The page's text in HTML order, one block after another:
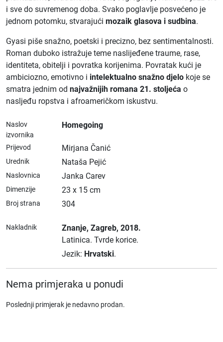
i sve do suvremenog doba. Svako poglavlje posvećeno je
jednom potomku, stvarajući mozaik glasova i sudbina.
Gyasi piše snažno, poetski i precizno, bez sentimentalnosti.
Roman duboko istražuje teme naslijeđene traume, rase,
identiteta, obitelji i povratka korijenima. Povratak kući je
ambiciozno, emotivno i intelektualno snažno djelo koje se
smatra jednim od najvažnijih romana 21. stoljeća o
nasljeđu ropstva i afroameričkom iskustvu.
Naslov
izvornika
Homegoing
Prijevod Mirjana Čanić
Urednik Nataša Pejić
Naslovnica Janka Carev
Dimenzije 23 x 15 cm
Broj strana 304
Nakladnik Znanje, Zagreb, 2018.
Latinica. Tvrde korice.
Jezik: Hrvatski.
Nema primjeraka u ponudi
Poslednji primjerak je nedavno prodan.